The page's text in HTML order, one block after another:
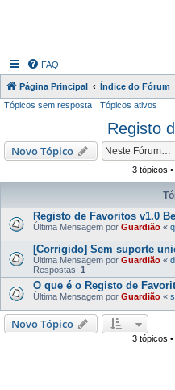
FAQ
Página Principal Índice do Fórum
Tópicos sem resposta Tópicos ativos
Registo
Novo Tópico
3 tópicos
Registo de Favoritos v1.0
Última Mensagem por Guardião «
[Corrigido] Sem suporte
Última Mensagem por Guardião «
Respostas: 1
O que é o Registo de
Última Mensagem por Guardião «
Novo Tópico
3 tópicos